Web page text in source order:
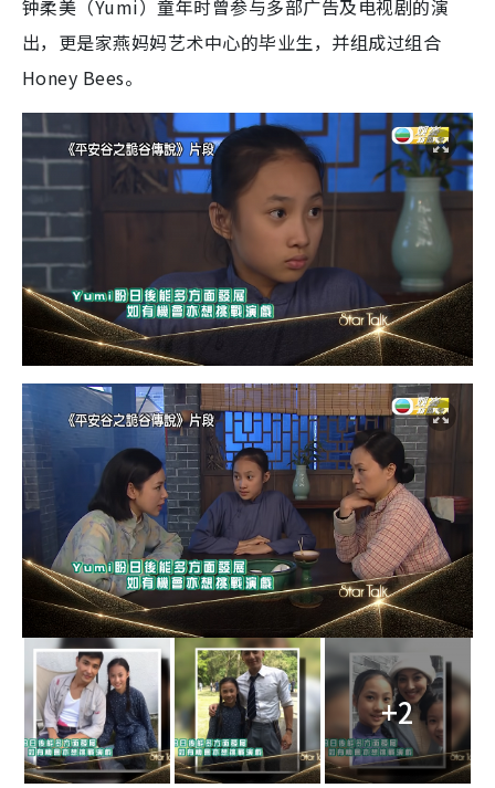
钟柔美（Yumi）童年时曾参与多部广告及电视剧的演
出，更是家燕妈妈艺术中心的毕业生，并组成过组合
Honey Bees。
+2